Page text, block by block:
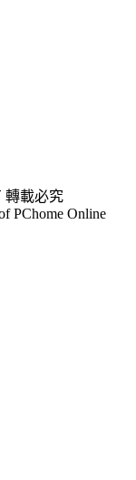
轉載必究
PChome Online